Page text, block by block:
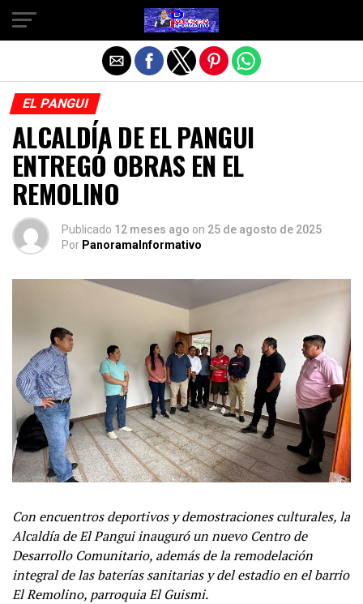
EL PANGUI
ALCALDÍA DE EL PANGUI
ENTREGÓ OBRAS EN EL
REMOLINO
Publicado 12 meses ago on 25 de agosto de 2025
Por PanoramaInformativo
Con encuentros deportivos y demostraciones culturales, la
Alcaldía de El Pangui inauguró un nuevo Centro de
Desarrollo Comunitario, además de la remodelación
integral de las baterías sanitarias y del estadio en el barrio
El Remolino, parroquia El Guismi.
Salir de la versión móvil